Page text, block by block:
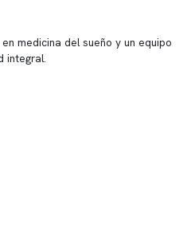
medicina del sueño y un equipo
integral.